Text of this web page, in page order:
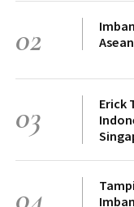
02
03
Erick
04